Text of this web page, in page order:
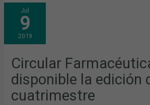
Jul
9
2019
Circular
disponible la edición
cuatrimestre
CIRCULAR
FARMACÉUTICA:
YA
DISPONIBLE
LA
EDICIÓN
DEL
CUATRIMESTRE